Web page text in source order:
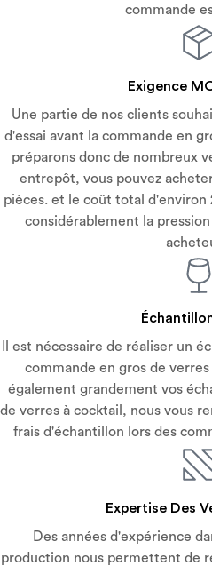
commande
Exigence
Une partie de nos clients
d'essai avant la commande en
préparons donc de nombreux
entrepôt, vous pouvez
pièces. et le coût total d'environ
considérablement la
Il est nécessaire de réaliser un
commande en gros de
également grandement vos
de verres à cocktail, nous vous
frais d'échantillon lors des
Expertise Des
Des années d'expérience
production nous permettent de